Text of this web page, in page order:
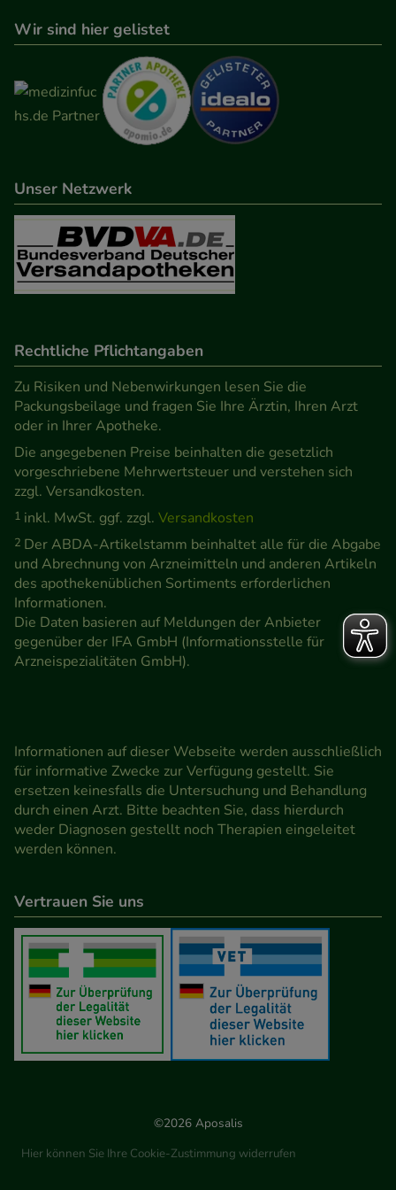
Wir sind hier gelistet
Unser Netzwerk
Rechtliche Pflichtangaben
Zu Risiken und Nebenwirkungen lesen Sie die
Packungsbeilage und fragen Sie Ihre Ärztin, Ihren Arzt
oder in Ihrer Apotheke.
Die angegebenen Preise beinhalten die gesetzlich
vorgeschriebene Mehrwertsteuer und verstehen sich
zzgl. Versandkosten.
1 inkl. MwSt. ggf. zzgl. Versandkosten
2 Der ABDA-Artikelstamm beinhaltet alle für die Abgabe
und Abrechnung von Arzneimitteln und anderen Artikeln
des apothekenüblichen Sortiments erforderlichen
Informationen.
Die Daten basieren auf Meldungen der Anbieter
gegenüber der IFA GmbH (Informationsstelle für
Arzneispezialitäten GmbH).
Informationen auf dieser Webseite werden ausschließlich
für informative Zwecke zur Verfügung gestellt. Sie
ersetzen keinesfalls die Untersuchung und Behandlung
durch einen Arzt. Bitte beachten Sie, dass hierdurch
weder Diagnosen gestellt noch Therapien eingeleitet
werden können.
Vertrauen Sie uns
©2026 Aposalis
Hier können Sie Ihre Cookie-Zustimmung widerrufen